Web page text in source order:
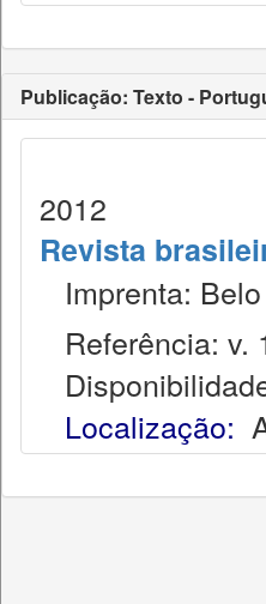
Publicação: Texto -
2012
Revista
Imprenta:
Referência: v.
Localização: